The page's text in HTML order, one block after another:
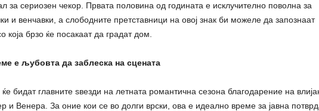
за сериозен чекор. Првата половина од годината е исклучително поволна за
и венчавки, а слободните претставници на овој знак би можеле да запознаат
која брзо ќе посакаат да градат дом.
е љубовта да заблеска на сцената
бидат главните ѕвезди на летната романтична сезона благодарение на
и Венера. За оние кои се во долги врски, ова е идеално време за јавна